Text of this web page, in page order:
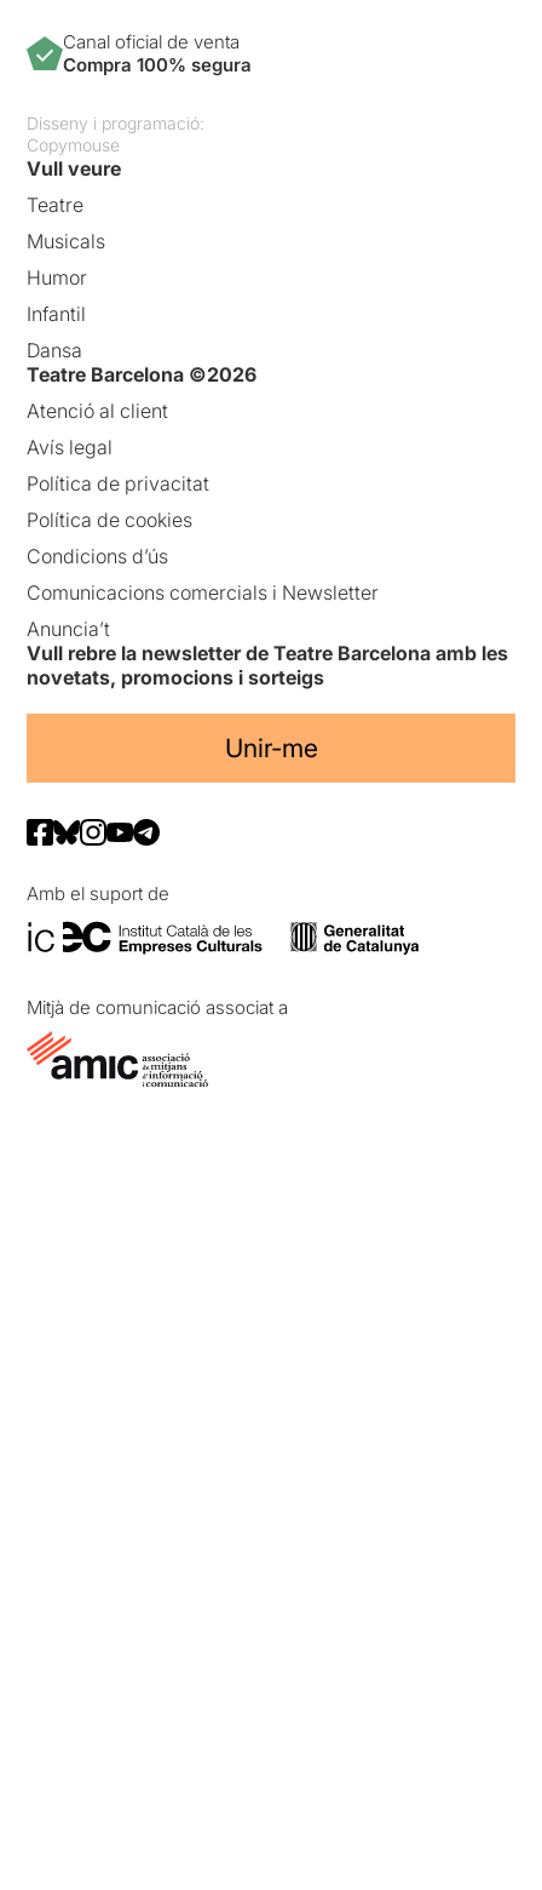
Canal oficial de venta
Compra 100% segura
Disseny i programació:
Copymouse
Vull veure
Teatre
Musicals
Humor
Infantil
Dansa
Teatre Barcelona ©2026
Atenció al client
Avís legal
Política de privacitat
Política de cookies
Condicions d’ús
Comunicacions comercials i Newsletter
Anuncia’t
Vull rebre la newsletter de Teatre Barcelona amb les
novetats, promocions i sorteigs
Unir-me
Amb el suport de
Mitjà de comunicació associat a